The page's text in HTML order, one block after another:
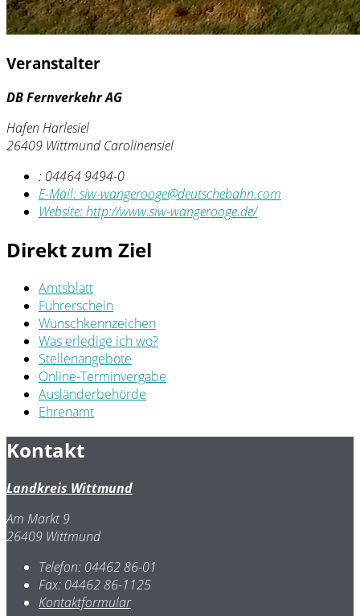
Veranstalter
DB Fernverkehr AG
Hafen Harlesiel
26409 Wittmund Carolinensiel
: 04464 9494-0
E-Mail:siw-wangerooge@deutschebahn.com
Website:http://www.siw-wangerooge.de/
Direkt zum Ziel
Amtsblatt
Führerschein
Wunschkennzeichen
Was erledige ich wo?
Stellenangebote
Online-Terminvergabe
Ausländerbehörde
Ehrenamt
Kontakt
Landkreis Wittmund
Am Markt 9
26409 Wittmund
Telefon: 04462 86-01
Fax: 04462 86-1125
Kontaktformular